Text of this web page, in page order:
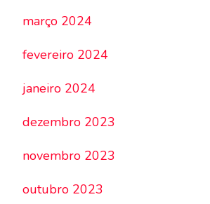
março 2024
fevereiro 2024
janeiro 2024
dezembro 2023
novembro 2023
outubro 2023